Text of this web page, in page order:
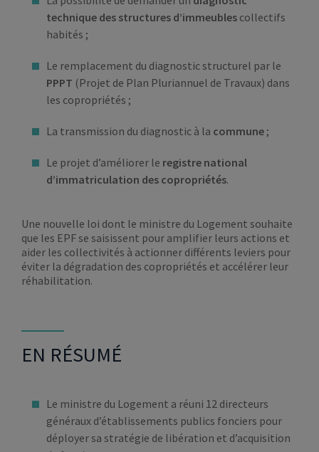
technique des structures d’immeubles collectifs
habités ;
Le remplacement du diagnostic structurel par le
PPPT (Projet de Plan Pluriannuel de Travaux) dans
les copropriétés ;
La transmission du diagnostic à la commune ;
Le projet d’améliorer le registre national
d’immatriculation des copropriétés.
Une nouvelle loi dont le ministre du Logement souhaite
que les EPF se saisissent pour amplifier leurs actions et
aider les collectivités à actionner différents leviers pour
éviter la dégradation des copropriétés et accélérer leur
réhabilitation.
EN RÉSUMÉ
Le ministre du Logement a réuni 12 directeurs
généraux d’établissements publics fonciers pour
déployer sa stratégie de libération et d’acquisition